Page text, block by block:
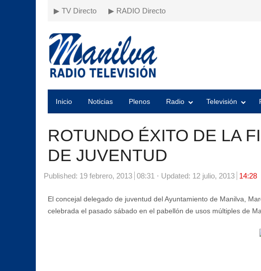
▶ TV Directo ▶ RADIO Directo
Inicio Noticias Plenos Radio Televisión
ROTUNDO ÉXITO DE LA
DE JUVENTUD
Published: 19 febrero, 2013 08:31 Updated: 12 julio, 2013 14:28
El concejal delegado de juventud del Ayuntamiento de Manilva,
celebrada el pasado sábado en el pabellón de usos múltiples de